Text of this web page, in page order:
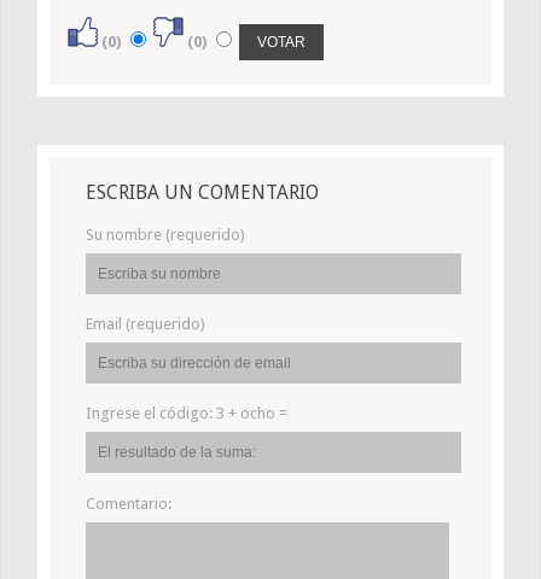
(0) (0)
ESCRIBA UN COMENTARIO
Su nombre (requerido)
Email (requerido)
Ingrese el código: 3 + ocho =
Comentario: